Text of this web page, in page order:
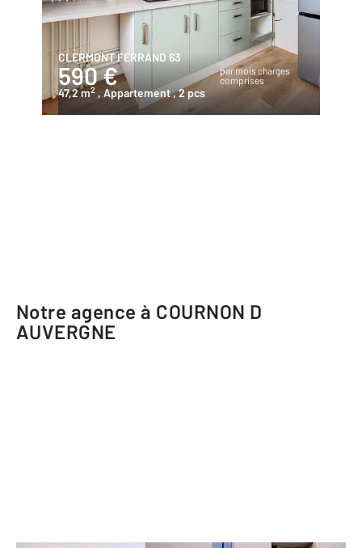
CLERMONT FERRAND 63
590 €
par mois charges
comprises
47,2 m2 , Appartement, 2 pcs
Notre agence à COURNON D
AUVERGNE